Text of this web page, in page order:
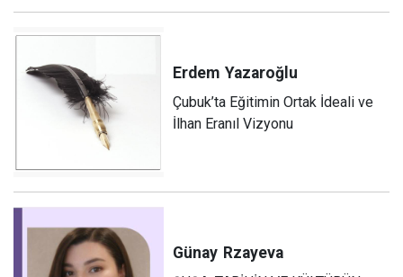
Erdem Yazaroğlu
Çubuk’ta Eğitimin Ortak İdeali ve
İlhan Eranıl Vizyonu
Günay Rzayeva